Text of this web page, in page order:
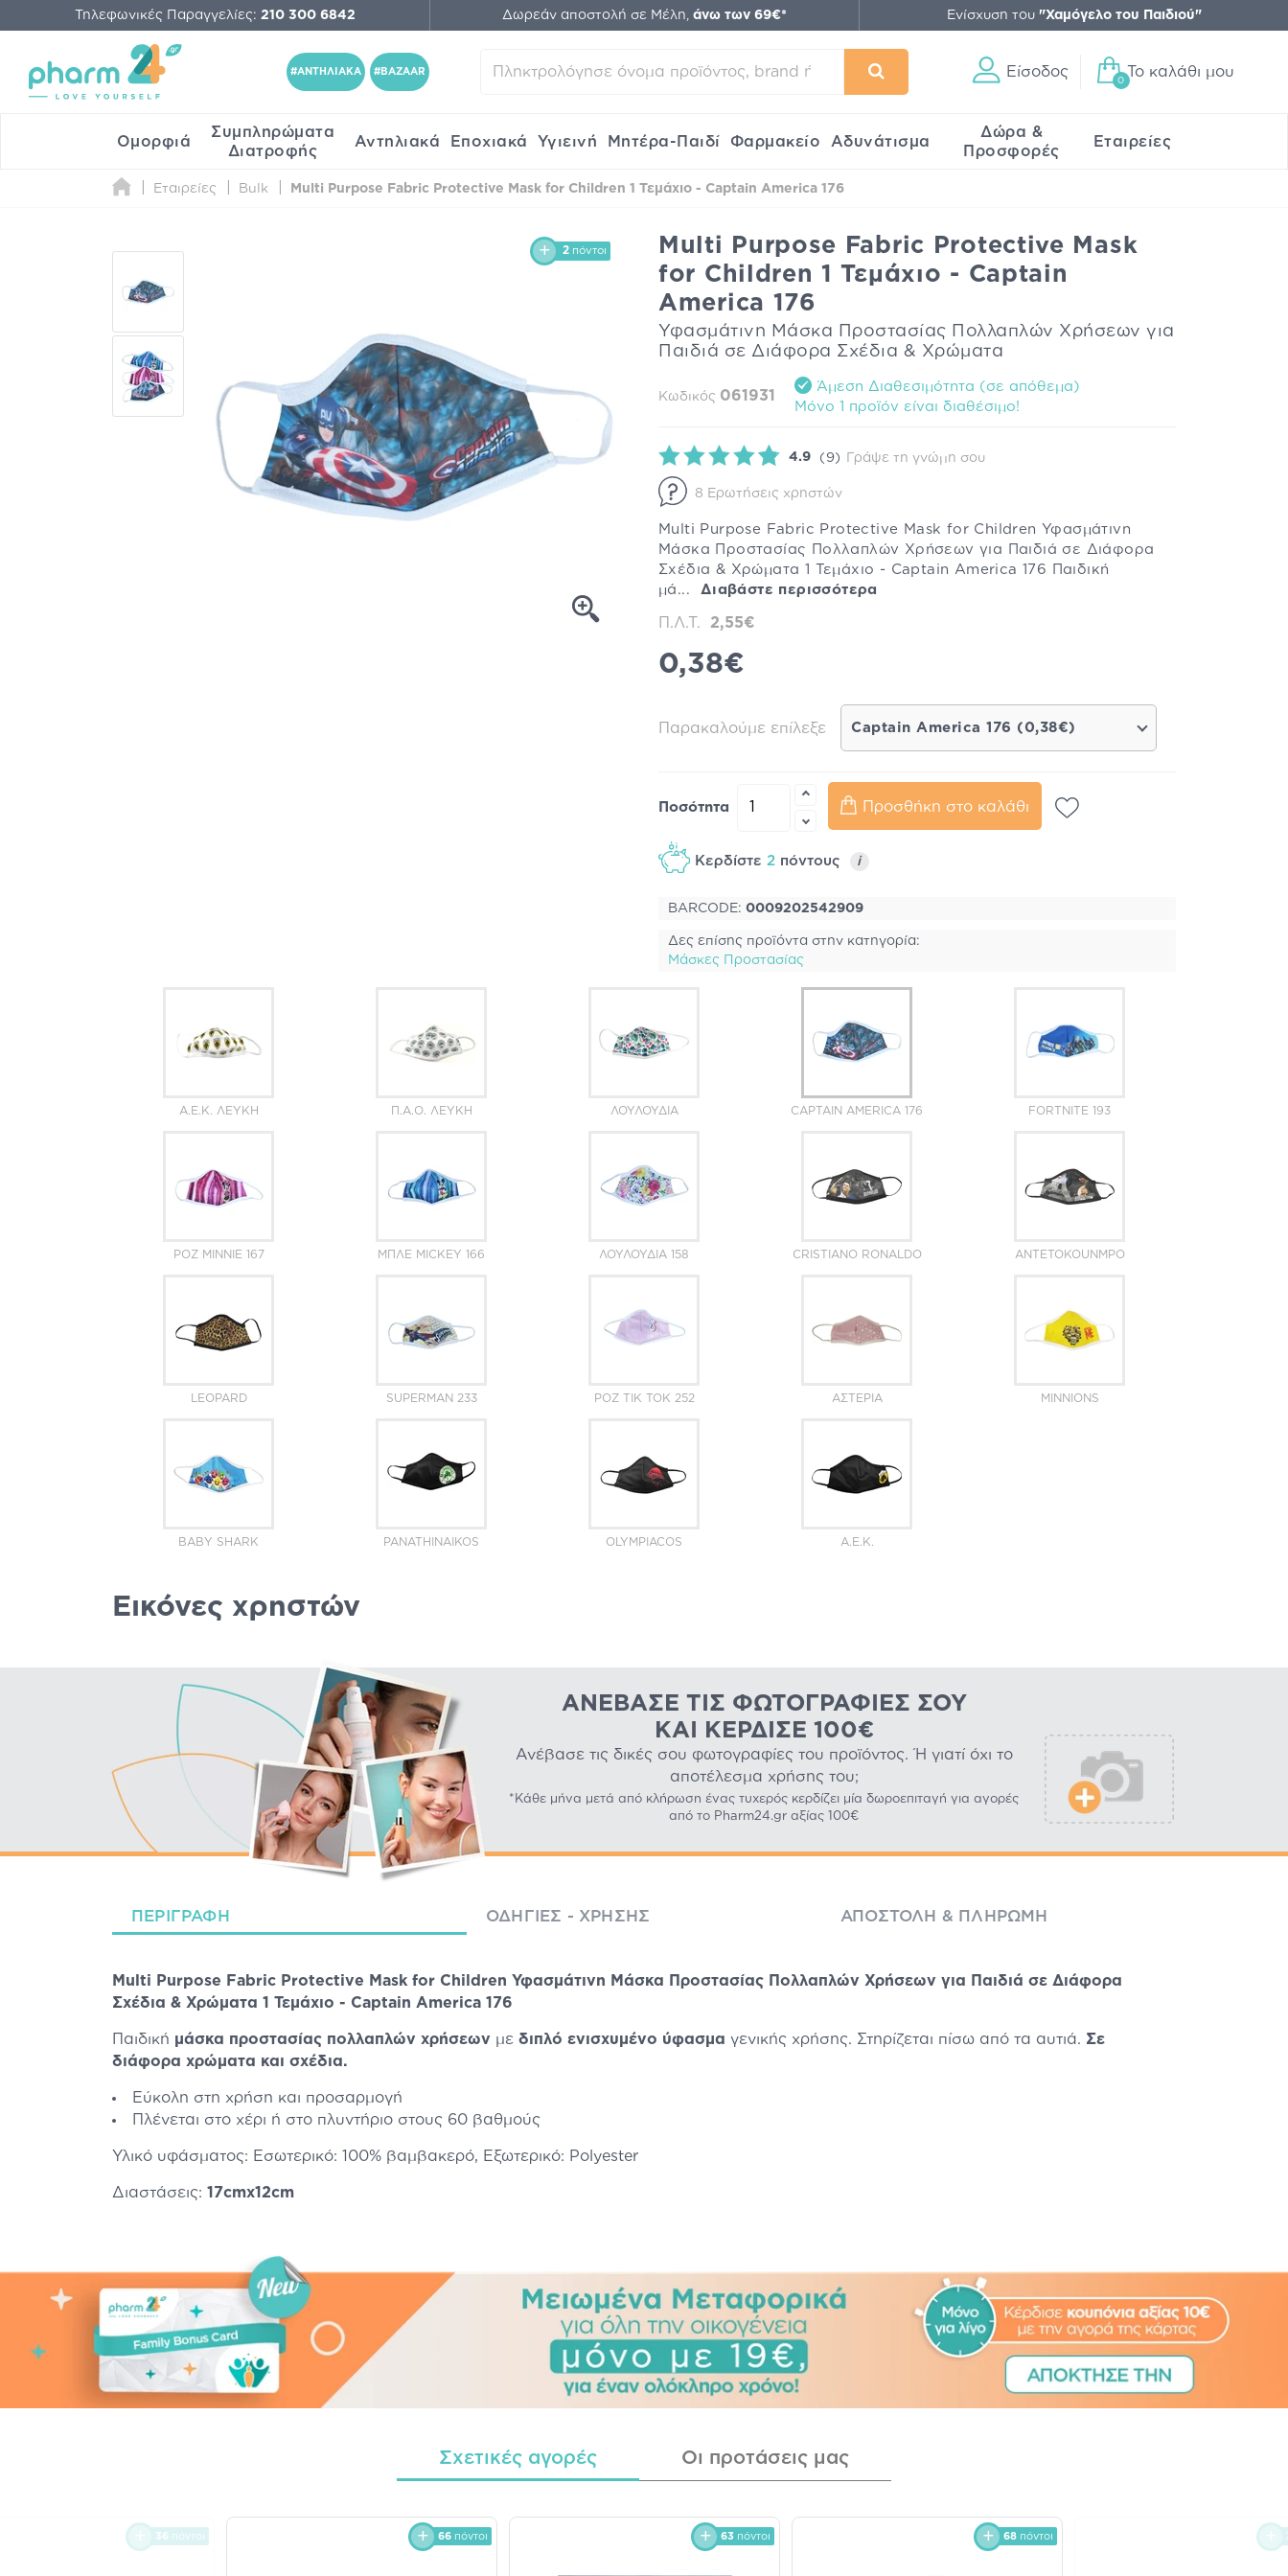
Τηλεφωνικές Παραγγελίες: 210 300 6842 Δωρεάν αποστολή σε Μέλη, άνω των 69€* Ενίσχυση του "Χαμόγελο του Παιδιού"
#ΑΝΤΗΛΙΑΚΑ #BAZAAR Είσοδος
0
Το καλάθι μου
Ομορφιά
Συμπληρώματα
Διατροφής
Αντηλιακά Εποχιακά Υγιεινή Μητέρα-Παιδί Φαρμακείο Αδυνάτισμα
Δώρα &
Προσφορές
Εταιρείες
Εταιρείες Bulk Multi Purpose Fabric Protective Mask for Children 1 Τεμάχιο - Captain America 176
2 πόντοι
Multi Purpose Fabric Protective Mask
for Children 1 Τεμάχιο - Captain
America 176
Υφασμάτινη Μάσκα Προστασίας Πολλαπλών Χρήσεων για
Παιδιά σε Διάφορα Σχέδια & Χρώματα
Κωδικός 061931
Άμεση Διαθεσιμότητα (σε απόθεμα)
Mόνο 1 προϊόν είναι διαθέσιμo!
4.9 (9) Γράψε τη γνώμη σου
8 Ερωτήσεις χρηστών
Multi Purpose Fabric Protective Mask for Children Υφασμάτινη
Μάσκα Προστασίας Πολλαπλών Χρήσεων για Παιδιά σε Διάφορα
Σχέδια & Χρώματα 1 Τεμάχιο - Captain America 176 Παιδική
μά... Διαβάστε περισσότερα
Π.Λ.Τ. 2,55€
0,38€
Παρακαλούμε επίλεξε Captain America 176 (0,38€)
Ποσότητα Προσθήκη στο καλάθι
Κερδίστε 2 πόντους i
BARCODE: 0009202542909
Δες επίσης προϊόντα στην κατηγορία:
Μάσκες Προστασίας
Α.Ε.Κ. ΛΕΥΚΉ Π.Α.Ο. ΛΕΥΚΉ ΛΟΥΛΟΎΔΙΑ CAPTAIN AMERICA 176 FORTNITE 193
ΡΟΖ MINNIE 167 ΜΠΛΕ MICKEY 166 ΛΟΥΛΟΎΔΙΑ 158 CRISTIANO RONALDO ANTETOKOUNMPO
LEOPARD SUPERMAN 233 ΡΟΖ ΤΙΚ ΤΟΚ 252 ΑΣΤΈΡΙΑ MINNIONS
BABY SHARK PANATHINAIKOS OLYMPIACOS A.E.K.
Εικόνες χρηστών
ΑΝΈΒΑΣΕ ΤΙΣ ΦΩΤΟΓΡΑΦΊΕΣ ΣΟΥ
ΚΑΙ ΚΈΡΔΙΣΕ 100€
Ανέβασε τις δικές σου φωτογραφίες του προϊόντος. Ή γιατί όχι το
αποτέλεσμα χρήσης του;
*Κάθε μήνα μετά από κλήρωση ένας τυχερός κερδίζει μία δωροεπιταγή για αγορές
από το Pharm24.gr αξίας 100€
ΠΕΡΙΓΡΑΦΉ ΟΔΗΓΊΕΣ - ΧΡΉΣΗΣ ΑΠΟΣΤΟΛΉ & ΠΛΗΡΩΜΉ
Multi Purpose Fabric Protective Mask for Children Υφασμάτινη Μάσκα Προστασίας Πολλαπλών Χρήσεων για Παιδιά σε Διάφορα
Σχέδια & Χρώματα 1 Τεμάχιο - Captain America 176
Παιδική μάσκα προστασίας πολλαπλών χρήσεων με διπλό ενισχυμένο ύφασμα γενικής χρήσης. Στηρίζεται πίσω από τα αυτιά. Σε
διάφορα χρώματα και σχέδια.
Εύκολη στη χρήση και προσαρμογή
Πλένεται στο χέρι ή στο πλυντήριο στους 60 βαθμούς
Υλικό υφάσματος: Εσωτερικό: 100% βαμβακερό, Εξωτερικό: Polyester
Διαστάσεις: 17cmx12cm
Σχετικές αγορές Οι προτάσεις μας
36 πόντοι 66 πόντοι 63 πόντοι 68 πόντοι